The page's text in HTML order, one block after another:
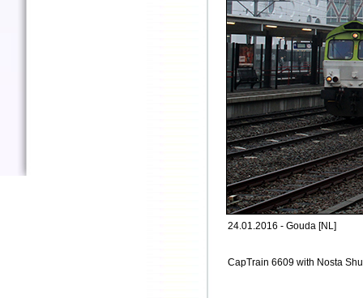
24.01.2016 - Gouda [NL]
CapTrain 6609 with Nosta